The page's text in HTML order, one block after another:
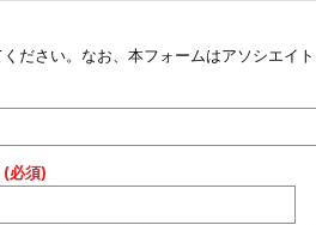
ださい。なお、本フォームはアソシエイ
(必須)